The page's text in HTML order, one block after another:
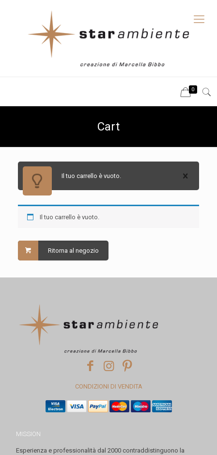
0
Cart
Il tuo carrello è vuoto.
Il tuo carrello è vuoto.
Ritorna al negozio
CONDIZIONI DI VENDITA
MISSION
Esperienza e professionalità dal 2000 contraddistinguono la